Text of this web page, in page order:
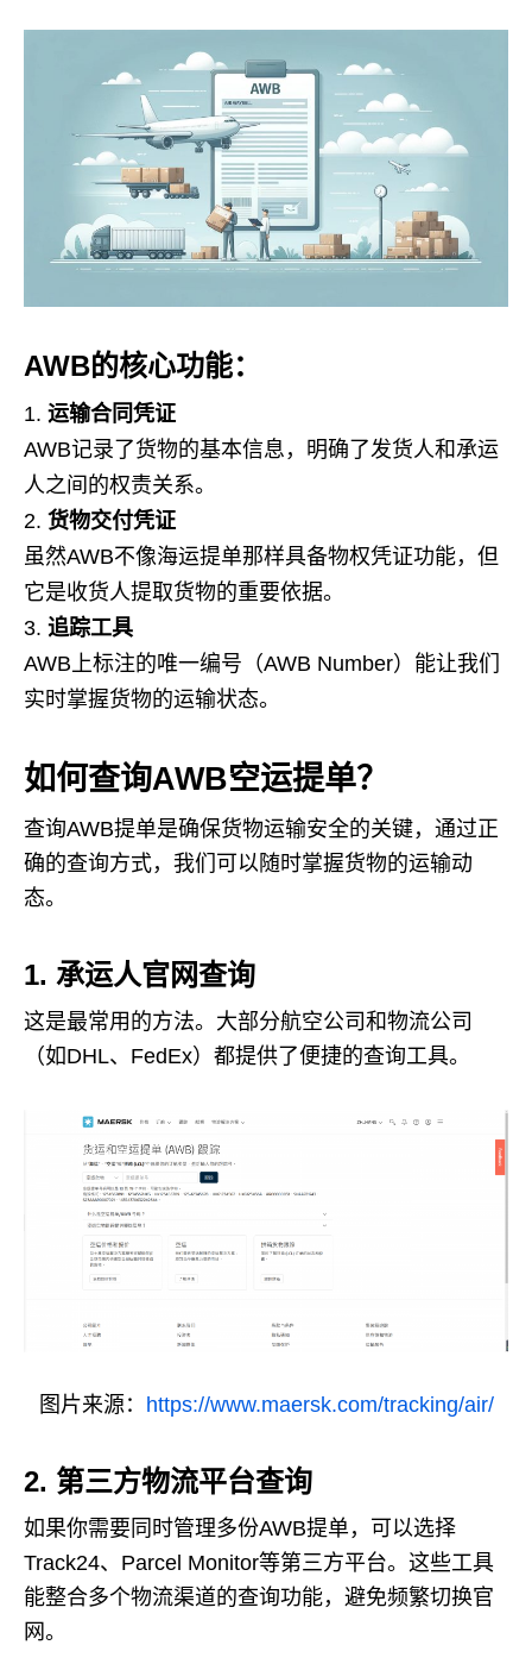
AWB的核心功能：
运输合同凭证
AWB记录了货物的基本信息，明确了发货人和承运
人之间的权责关系。
货物交付凭证
虽然AWB不像海运提单那样具备物权凭证功能，但
它是收货人提取货物的重要依据。
追踪工具
AWB上标注的唯一编号（AWB Number）能让我们
实时掌握货物的运输状态。
如何查询AWB空运提单？
查询AWB提单是确保货物运输安全的关键，通过正
确的查询方式，我们可以随时掌握货物的运输动
态。
1. 承运人官网查询
这是最常用的方法。大部分航空公司和物流公司
（如DHL、FedEx）都提供了便捷的查询工具。
图片来源： https://www.maersk.com/tracking/air/
2. 第三方物流平台查询
如果你需要同时管理多份AWB提单，可以选择
Track24、Parcel Monitor等第三方平台。这些工具
能整合多个物流渠道的查询功能，避免频繁切换官
网。